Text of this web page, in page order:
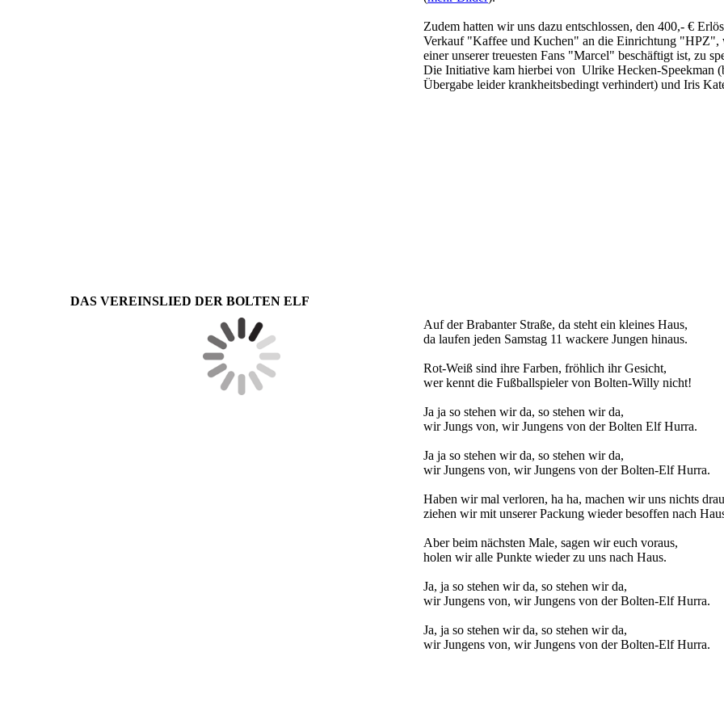
Zudem hatten wir uns dazu entschlossen, den 400,- €
Verkauf "Kaffee und Kuchen" an die Einrichtung "HPZ",
einer unserer treuesten Fans "Marcel" beschäftigt ist, zu
Die Initiative kam hierbei von Ulrike Hecken-Speekman
Übergabe leider krankheitsbedingt verhindert) und Iris
DAS VEREINSLIED DER BOLTEN ELF
Auf der Brabanter Straße, da steht ein kleines Haus,
da laufen jeden Samstag 11 wackere Jungen hinaus.
Rot-Weiß sind ihre Farben, fröhlich ihr Gesicht,
wer kennt die Fußballspieler von Bolten-Willy nicht!
Ja ja so stehen wir da, so stehen wir da,
wir Jungs von, wir Jungens von der Bolten Elf Hurra.
Ja ja so stehen wir da, so stehen wir da,
wir Jungens von, wir Jungens von der Bolten-Elf Hurra.
Haben wir mal verloren, ha ha, machen wir uns nichts
ziehen wir mit unserer Packung wieder besoffen nach
Aber beim nächsten Male, sagen wir euch voraus,
holen wir alle Punkte wieder zu uns nach Haus.
Ja, ja so stehen wir da, so stehen wir da,
wir Jungens von, wir Jungens von der Bolten-Elf Hurra.
Ja, ja so stehen wir da, so stehen wir da,
wir Jungens von, wir Jungens von der Bolten-Elf Hurra.